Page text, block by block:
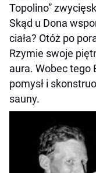
Topolino”
Skąd u Dona
ciała? Otóż po
Rzymie swoje
aura. Wobec tego
pomysł i
sauny.